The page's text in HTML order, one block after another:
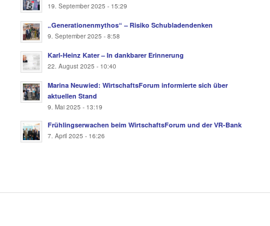
19. September 2025 - 15:29
„Generationenmythos“ – Risiko Schubladendenken
9. September 2025 - 8:58
Karl-Heinz Kater – In dankbarer Erinnerung
22. August 2025 - 10:40
Marina Neuwied: WirtschaftsForum informierte sich über
aktuellen Stand
9. Mai 2025 - 13:19
Frühlingserwachen beim WirtschaftsForum und der VR-Bank
7. April 2025 - 16:26